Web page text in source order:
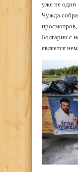
уже не один
Чужда
Болгарии с
является